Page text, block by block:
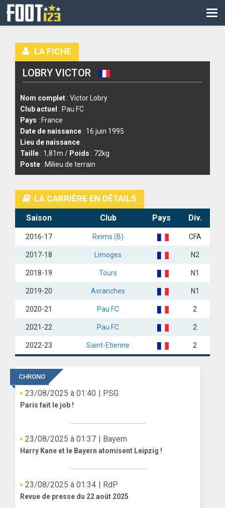
CM
LIGUE DES CHAMPIONS
PALMARÈS
LES DIRECTS
LIGUE 2
COUPE DE FRANCE
COUPE DE LA LIGUE
ALLEMAGNE
RECHERCHE
LA FICHE
LOBRY VICTOR
Nom complet : Victor Lobry
Club actuel : Pau FC
Pays : France
Date de naissance : 16 juin 1995
Lieu de naissance :
Taille : 1,81m / Poids : 72kg
Poste : Milieu de terrain
LA CARRIÈRE EN DÉTAILS
Saison Club Pays Div.
2016-17 Reims (B) CFA
2017-18 Limoges N2
2018-19 Tours N1
2019-20 Avranches N1
2020-21 Pau FC 2
2021-22 Pau FC 2
2022-23 Saint-Etienne 2
CHRONO
23/08/2025 à 01:40 | PSG
Paris fait le job !
23/08/2025 à 01:37 | Bayern
Harry Kane et le Bayern atomisent Leipzig !
23/08/2025 à 01:34 | RdP
Revue de presse du 22 août 2025